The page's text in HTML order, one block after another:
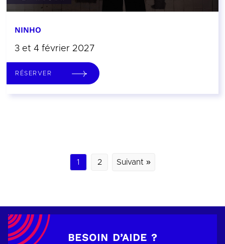
NINHO
3 et 4 février 2027
RÉSERVER
1 2 Suivant »
BESOIN D’AIDE ?